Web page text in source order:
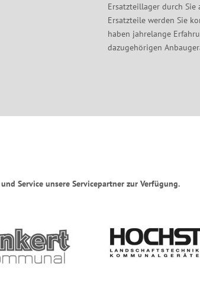
Ersatzteillager durch
Ersatzteile werden Sie
haben jahrelange
dazugehörigen
Service unsere Servicepartner zur Verfügung.